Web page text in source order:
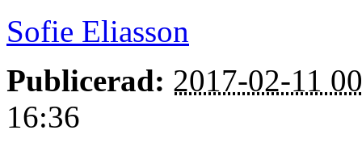
Sofie Eliasson
Publicerad: 2017-02-11
16:36